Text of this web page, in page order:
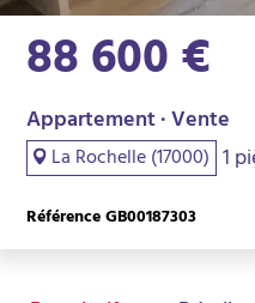
Appartement · Vente
La Rochelle (17000) 1
88 600 €
Référence GB00187303